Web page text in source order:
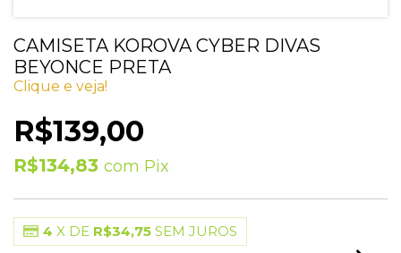
CAMISETA KOROVA CYBER DIVAS
BEYONCE PRETA
Clique e veja!
R$139,00
R$134,83 com Pix
4 X DE R$34,75 SEM JUROS